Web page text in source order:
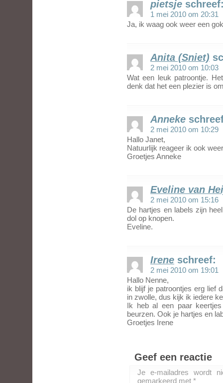
pietsje
1 mei 2010 om 20:31
Ja, ik waag ook weer een
Anita (Sniet)
2 mei 2010 om 10:03
Wat een leuk patroontje.
denk dat het een plezier is
Anneke
2 mei 2010 om 10:29
Hallo Janet,
Natuurlijk reageer ik ook
Groetjes Anneke
Eveline van
2 mei 2010 om 15:16
De hartjes en labels zijn
dol op knopen.
Eveline.
Irene schreef:
2 mei 2010 om 19:01
Hallo Nenne,
ik blijf je patroontjes erg lief
in zwolle, dus kijk ik iedere
Ik heb al een paar
beurzen. Ook je hartjes en
Groetjes Irene
Geef een reactie
Je e-mailadres wordt
gemarkeerd met *